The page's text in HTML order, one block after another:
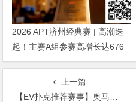
2026 APT济州经典赛 | 高潮迭
起！主赛A组参赛高增长达676
人次！中国选手 Tony Lin 逆袭
夺超级豪客赛冠军！
上一篇
【EV扑克推荐赛事】奥马哈迷系列赛$5,000,000美金保底 重磅上线